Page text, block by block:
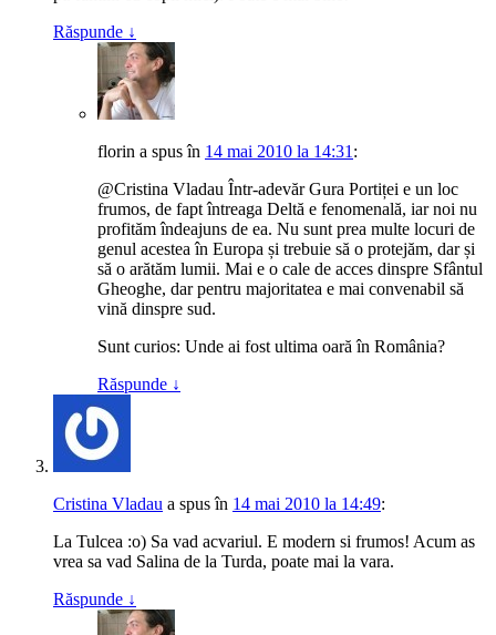
Răspunde ↓
florin a spusîn 14 mai 2010 la 14:31 :
@Cristina Vladau Într-adevăr Gura Portiței e un loc
frumos, de fapt întreaga Deltă e fenomenală, iar noi nu
profităm îndeajuns de ea. Nu sunt prea multe locuri de
genul acestea în Europa și trebuie să o protejăm, dar și
să o arătăm lumii. Mai e o cale de acces dinspre Sfântul
Gheoghe, dar pentru majoritatea e mai convenabil să
vină dinspre sud.
Sunt curios: Unde ai fost ultima oară în România?
Răspunde ↓
Cristina Vladau a spusîn 14 mai 2010 la 14:49:
La Tulcea :o) Sa vad acvariul. E modern si frumos! Acum as
vrea sa vad Salina de la Turda, poate mai la vara.
Răspunde ↓